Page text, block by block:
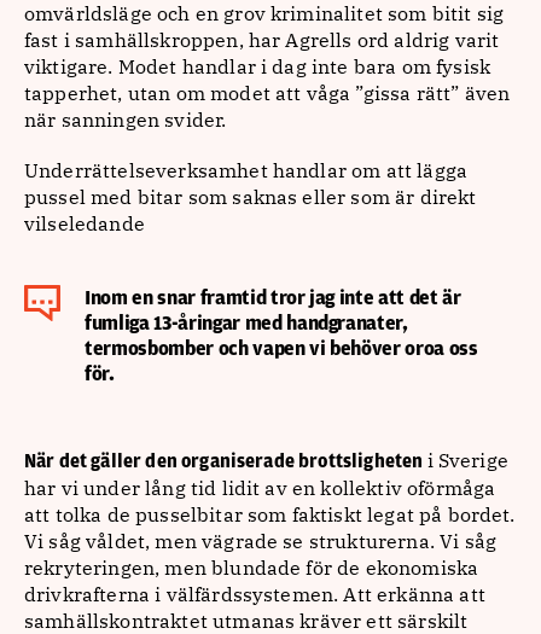
omvärldsläge och en grov kriminalitet som bitit sig
fast i samhällskroppen, har Agrells ord aldrig varit
viktigare. Modet handlar i dag inte bara om fysisk
tapperhet, utan om modet att våga ”gissa rätt” även
när sanningen svider.
Underrättelseverksamhet handlar om att lägga
pussel med bitar som saknas eller som är direkt
vilseledande
Inom en snar framtid tror jag inte att det är
fumliga 13-åringar med handgranater,
termosbomber och vapen vi behöver oroa oss
för.
När det gäller den organiserade brottsligheten i Sverige
har vi under lång tid lidit av en kollektiv oförmåga
att tolka de pusselbitar som faktiskt legat på bordet.
Vi såg våldet, men vägrade se strukturerna. Vi såg
rekryteringen, men blundade för de ekonomiska
drivkrafterna i välfärdssystemen. Att erkänna att
samhällskontraktet utmanas kräver ett särskilt